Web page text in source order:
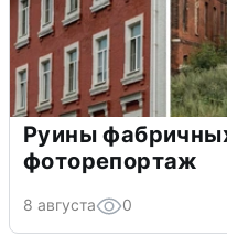
Руины
фоторепортаж
8 августа 0